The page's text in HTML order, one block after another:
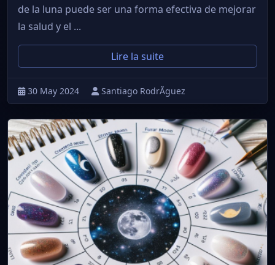
de la luna puede ser una forma efectiva de mejorar
la salud y el ...
Lire la suite
30 May 2024 Santiago RodrÃ­guez